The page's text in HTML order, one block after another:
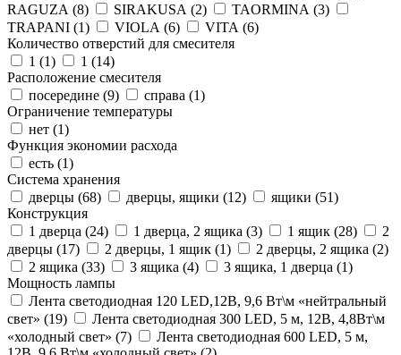
RAGUZA (8) SIRAKUSA (2) TAORMINA (3)
TRAPANI (1) VIOLA (6) VITA (6)
Количество отверстий для смесителя
1 (1) 1 (14)
Расположение смесителя
посередине (9) справа (1)
Ограничение температуры
нет (1)
Функция экономии расхода
есть (1)
Система хранения
дверцы (68) дверцы, ящики (12) ящики (51)
Конструкция
1 дверца (24) 1 дверца, 2 ящика (3) 1 ящик (28)
2
дверцы (17) 2 дверцы, 1 ящик (1) 2 дверцы, 2 ящика (2)
2 ящика (33) 3 ящика (4) 3 ящика, 1 дверца (1)
Мощность лампы
Лента светодиодная 120 LED,12В, 9,6 Вт\м «нейтральный
свет» (19)
Лента светодиодная 300 LED, 5 м, 12В, 4,8Вт\м
«холодный свет» (7)
Лента светодиодная 600 LED, 5 м,